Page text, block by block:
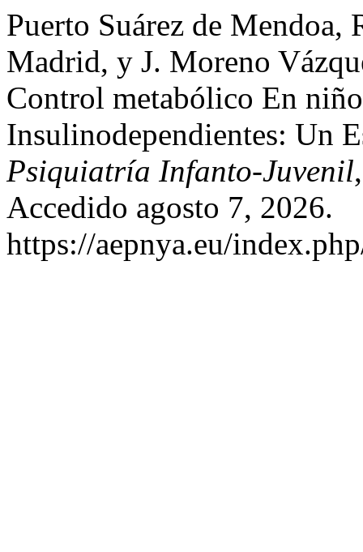
Puerto Suárez de
Madrid, y J. Moreno
Control metabólico En
Insulinodependientes: Un
Psiquiatría Infanto-Juvenil
Accedido agosto 7, 2026.
https://aepnya.eu/